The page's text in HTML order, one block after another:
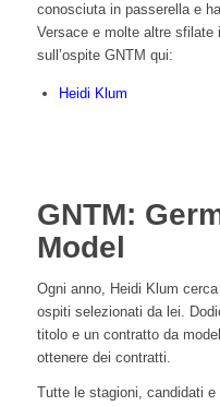
conosciuta in passerella e
Versace e molte altre sfilate
sull’ospite GNTM qui:
Heidi Klum
GNTM:
Model
Ogni anno, Heidi Klum
ospiti selezionati da lei.
titolo e un contratto da
ottenere dei contratti.
Tutte le stagioni, candidati e